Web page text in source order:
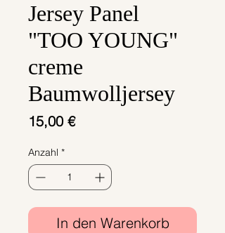
Jersey Panel
"TOO YOUNG"
creme
Baumwolljersey
15,00 €Preis
Anzahl *
In den Warenkorb